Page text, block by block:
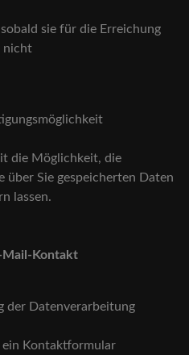
sie für die Erreichung
nicht
die Möglichkeit, die
über Sie gespeicherten Daten
lassen.
Mail-Kontakt
der Datenverarbeitung
Kontaktformular